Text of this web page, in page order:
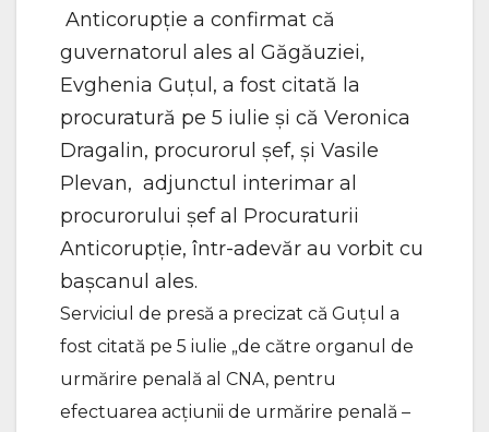
Anticorupție a confirmat că
guvernatorul ales al Găgăuziei,
Evghenia Guțul, a fost citată la
procuratură pe 5 iulie și că Veronica
Dragalin, procurorul șef, și Vasile
Plevan, adjunctul interimar al
procurorului șef al Procuraturii
Anticorupție, într-adevăr au vorbit cu
bașcanul ales.
Serviciul de presă a precizat că Guțul a
fost citată pe 5 iulie „de către organul de
urmărire penală al CNA, pentru
efectuarea acțiunii de urmărire penală –